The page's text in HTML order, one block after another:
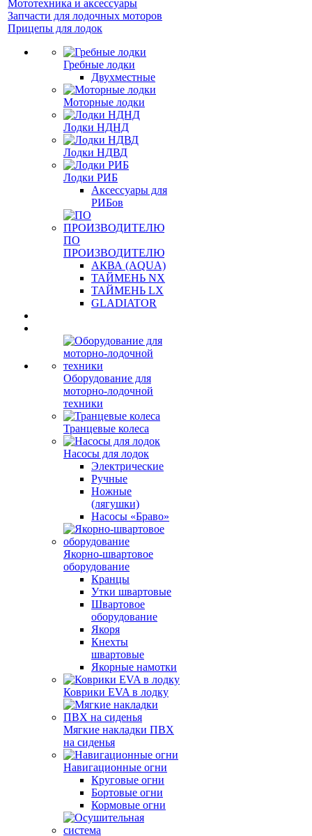
Мототехника и аксессуары
Запчасти для лодочных моторов
Прицепы для лодок
Гребные лодки
Двухместные
Моторные лодки
Лодки НДНД
Лодки НДВД
Лодки РИБ
Аксессуары для
РИБов
ПО
ПРОИЗВОДИТЕЛЮ
АКВА (AQUA)
ТАЙМЕНЬ NX
ТАЙМЕНЬ LX
GLADIATOR
Оборудование для
моторно-лодочной
техники
Транцевые колеса
Насосы для лодок
Электрические
Ручные
Ножные
(лягушки)
Насосы «Браво»
Якорно-швартовое
оборудование
Кранцы
Утки швартовые
Швартовое
оборудование
Якоря
Кнехты
швартовые
Якорные намотки
Коврики EVA в лодку
Мягкие накладки ПВХ
на сиденья
Навигационные огни
Круговые огни
Бортовые огни
Кормовые огни